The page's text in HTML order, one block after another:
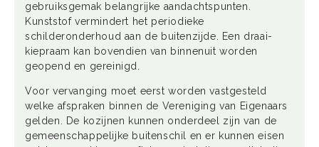
gebruiksgemak belangrijke aandachtspunten.
Kunststof vermindert het periodieke
schilderonderhoud aan de buitenzijde. Een draai-
kiepraam kan bovendien van binnenuit worden
geopend en gereinigd.
Voor vervanging moet eerst worden vastgesteld
welke afspraken binnen de Vereniging van Eigenaars
gelden. De kozijnen kunnen onderdeel zijn van de
gemeenschappelijke buitenschil en er kunnen eisen